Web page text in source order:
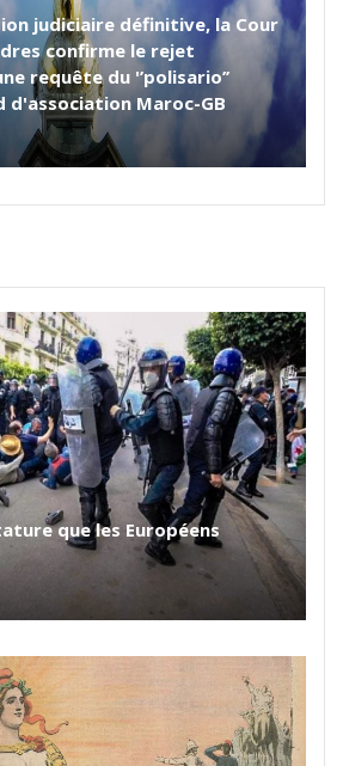
judiciaire définitive, la Cour
confirme le rejet
requête du '’polisario’’
d'association Maroc-GB
que les Européens